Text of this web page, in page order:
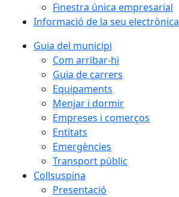
Finestra única empresarial
Informació de la seu electrònica
Guia del municipi
Com arribar-hi
Guia de carrers
Equipaments
Menjar i dormir
Empreses i comerços
Entitats
Emergències
Transport públic
Collsuspina
Presentació